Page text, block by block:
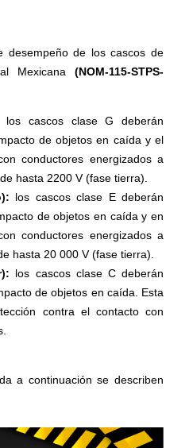
desempeño de los cascos de
Mexicana (NOM-115-STPS-
los cascos clase G deberán
de objetos en caída y el
conductores energizados a
hasta 2200 V (fase tierra).
los cascos clase E deberán
de objetos en caída y en
conductores energizados a
hasta 20 000 V (fase tierra).
los cascos clase C deberán
de objetos en caída. Esta
contra el contacto con
a continuación se describen